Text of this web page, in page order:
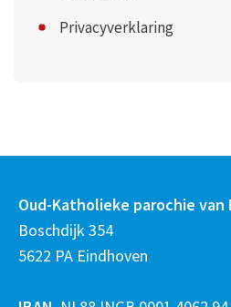
Privacyverklaring
Oud-Katholieke parochie van
Boschdijk 354
5622 PA Eindhoven